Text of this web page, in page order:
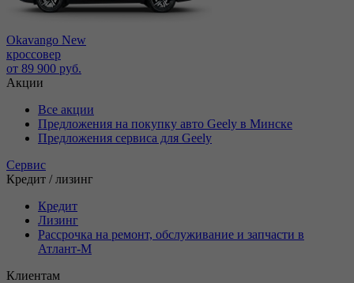
Okavango New
кроссовер
от 89 900 руб.
Акции
Все акции
Предложения на покупку авто Geely в Минске
Предложения сервиса для Geely
Сервис
Кредит / лизинг
Кредит
Лизинг
Рассрочка на ремонт, обслуживание и запчасти в
Атлант-М
Клиентам